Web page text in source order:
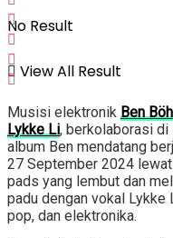
No Result
View All Result
Musisi elektronik Ben
Lykke Li, berkolaborasi di
album Ben mendatang
27 September 2024
pads yang lembut dan
padu dengan vokal Lykke
pop, dan elektronika.